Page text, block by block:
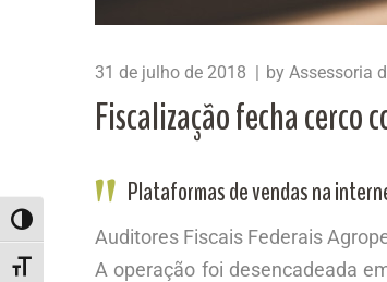
ALTERNAR ALTO CONTRASTE
ALTERNAR TAMANHO DA FONTE
31 de julho de 2018 by Assessoria
Fiscalização fecha
Plataformas de vendas na
Auditores Fiscais Federais
A operação foi desencadeada